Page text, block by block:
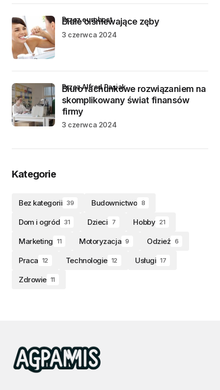
Białe olśniewające zęby
przez eurohost
3 czerwca 2024
Biuro rachunkowe rozwiązaniem na
skomplikowany świat finansów
firmy
przez Alfred Pasiak
3 czerwca 2024
Kategorie
Bez kategorii 39 Budownictwo 8
Dom i ogród 31 Dzieci 7 Hobby 21
Marketing 11 Motoryzacja 9 Odzież 6
Praca 12 Technologie 12 Usługi 17
Zdrowie 11